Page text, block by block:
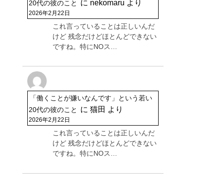
20代の彼のこと
に nekomaru より
2026年2月22日
これ言っていることは正しいんだ
けど 残念だけどほとんどできない
ですね。特にNOス…
「働くことが嫌いなんです」という若い
20代の彼のこと
に 猫田 より
2026年2月22日
これ言っていることは正しいんだ
けど 残念だけどほとんどできない
ですね。特にNOス…